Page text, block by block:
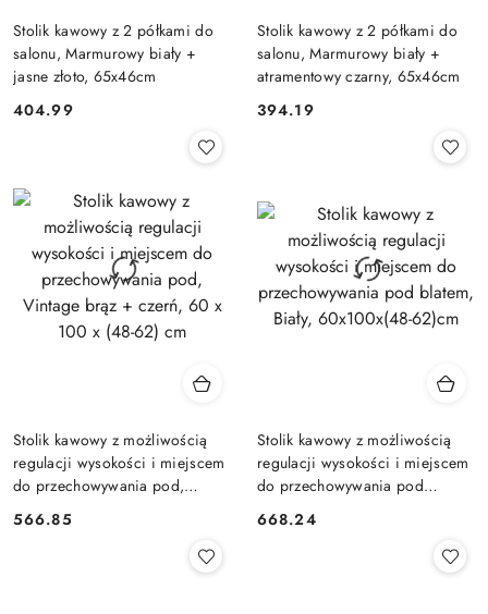
Stolik kawowy z 2 półkami do
salonu, Marmurowy biały +
jasne złoto, 65x46cm
Cena:
404.99
Stolik kawowy z 2 półkami do
salonu, Marmurowy biały +
atramentowy czarny, 65x46cm
Cena:
394.19
Stolik kawowy z możliwością
regulacji wysokości i miejscem
do przechowywania pod,
x (48-62) cm
Cena:
566.85
Stolik kawowy z możliwością
regulacji wysokości i miejscem
do przechowywania pod
62)cm
Cena:
668.24